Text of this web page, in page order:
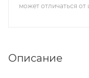
может отличаться от
Описание